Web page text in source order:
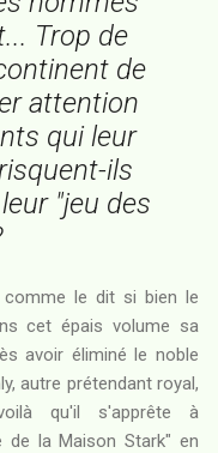
Trop de
de
attention
qui leur
ils
"jeu des
le dit si bien le
cet épais volume sa
avoir éliminé le noble
autre prétendant royal,
qu'il s'apprête à
de la Maison Stark" en